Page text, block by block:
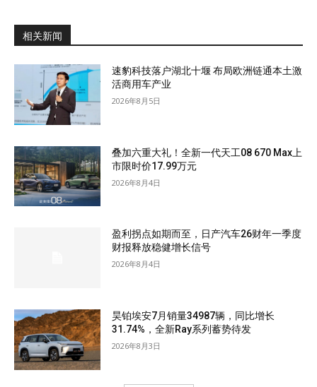
相关新闻
速豹科技落户湖北十堰 布局欧洲链通本土激
活商用车产业
2026年8月5日
叠加六重大礼！全新一代天工08 670 Max上
市限时价17.99万元
2026年8月4日
盈利拐点如期而至，日产汽车26财年一季度
财报释放稳健增长信号
2026年8月4日
昊铂埃安7月销量34987辆，同比增长
31.74%，全新Ray系列蓄势待发
2026年8月3日